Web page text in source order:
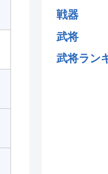
戦器
武将
武将ラン